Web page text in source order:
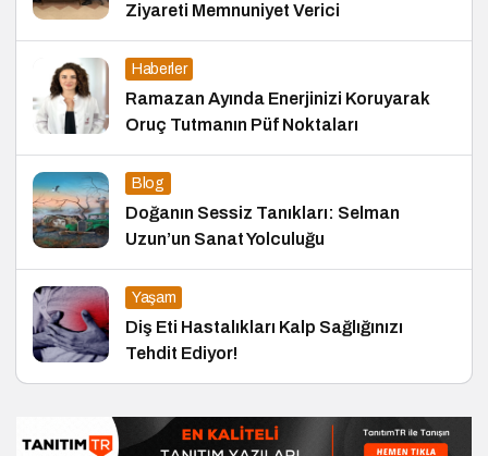
Ziyareti Memnuniyet Verici
Haberler
Ramazan Ayında Enerjinizi Koruyarak
Oruç Tutmanın Püf Noktaları
Blog
Doğanın Sessiz Tanıkları: Selman
Uzun’un Sanat Yolculuğu
Yaşam
Diş Eti Hastalıkları Kalp Sağlığınızı
Tehdit Ediyor!